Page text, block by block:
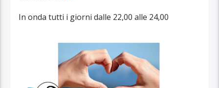
In onda tutti i giorni dalle 22,00 alle 24,00